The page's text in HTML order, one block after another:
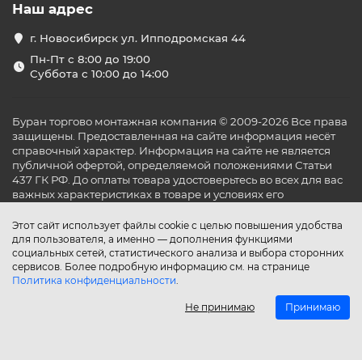
Этот сайт использует файлы cookie с целью повышения удобства
для пользователя, а именно — дополнения функциями
социальных сетей, статистического анализа и выбора сторонних
сервисов. Более подробную информацию см. на странице
Политика конфиденциальности.
Не принимаю Принимаю
Наш адрес
г. Новосибирск ул. Ипподромская 44
Пн-Пт с 8:00 до 19:00
Суббота с 10:00 до 14:00
Буран торгово монтажная компания © 2009-2026 Все права
защищены. Предоставленная на сайте информация несёт
справочный характер. Информация на сайте не является
публичной офертой, определяемой положениями Статьи
437 ГК РФ. До оплаты товара удостоверьтесь во всех для вас
важных характеристиках в товаре и условиях его